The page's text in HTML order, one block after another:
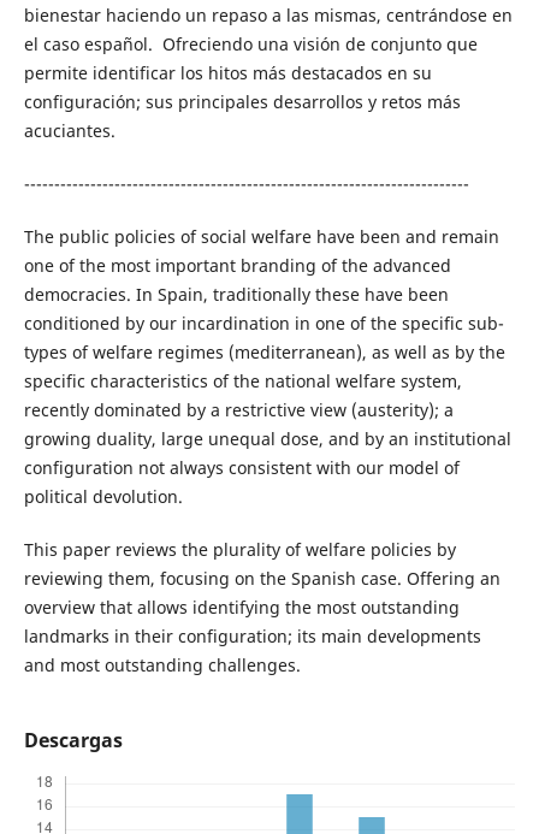
bienestar haciendo un repaso a las mismas, centrándose en
el caso español. Ofreciendo una visión de conjunto que
permite identificar los hitos más destacados en su
configuración; sus principales desarrollos y retos más
acuciantes.
--------------------------------------------------------------------------
The public policies of social welfare have been and remain
one of the most important branding of the advanced
democracies. In Spain, traditionally these have been
conditioned by our incardination in one of the specific sub-
types of welfare regimes (mediterranean), as well as by the
specific characteristics of the national welfare system,
recently dominated by a restrictive view (austerity); a
growing duality, large unequal dose, and by an institutional
configuration not always consistent with our model of
political devolution.
This paper reviews the plurality of welfare policies by
reviewing them, focusing on the Spanish case. Offering an
overview that allows identifying the most outstanding
landmarks in their configuration; its main developments
and most outstanding challenges.
Descargas